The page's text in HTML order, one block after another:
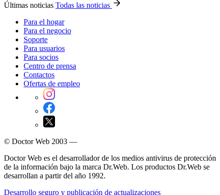
Últimas noticias Todas las noticias
Para el hogar
Para el negocio
Soporte
Para usuarios
Para socios
Centro de prensa
Contactos
Ofertas de empleo
© Doctor Web 2003 —
Doctor Web es el desarrollador de los medios antivirus de protección
de la información bajo la marca Dr.Web. Los productos Dr.Web se
desarrollan a partir del año 1992.
Desarrollo seguro y publicación de actualizaciones